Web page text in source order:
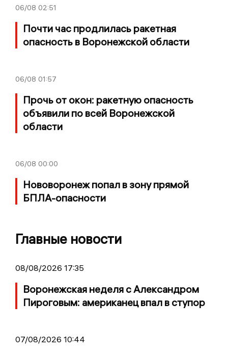
06/08 02:51
Почти час продлилась ракетная
опасность в Воронежской области
06/08 01:57
Прочь от окон: ракетную опасность
объявили по всей Воронежской
области
06/08 00:00
Нововоронеж попал в зону прямой
БПЛА-опасности
Главные новости
08/08/2026 17:35
Воронежская неделя с Александром
Пироговым: американец впал в ступор
07/08/2026 10:44